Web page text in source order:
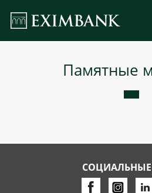
Памятные
СОЦИАЛЬНЫЕ